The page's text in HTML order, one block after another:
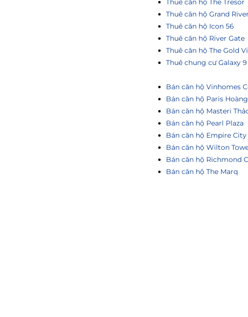
Thuê căn hộ The Tresor
Thuê căn hộ Grand
Thuê căn hộ Icon 56
Thuê căn hộ River Gate
Thuê căn hộ The Gold
Thuê chung cư Galaxy 9
Bán căn hộ Vinhomes
Bán căn hộ Paris
Bán căn hộ Masteri
Bán căn hộ Pearl Plaza
Bán căn hộ Empire City
Bán căn hộ Wilton
Bán căn hộ Richmond
Bán căn hộ The Marq